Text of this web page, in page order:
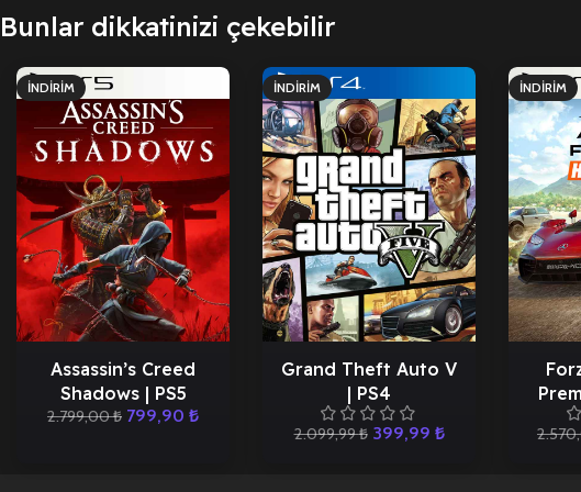
Bunlar dikkatinizi çekebilir
İNDIRIM
Assassin’s Creed
Shadows | PS5
2.799,00₺ 799,90 ₺
İNDIRIM
Grand Theft Auto V
| PS4
2.099,99₺ 399,99 ₺
İNDIRIM